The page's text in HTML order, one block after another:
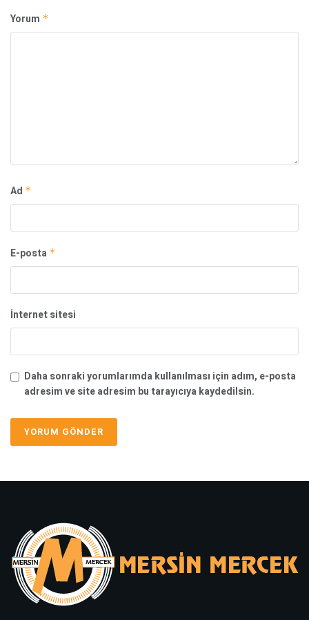
Yorum *
Ad *
E-posta *
İnternet sitesi
Daha sonraki yorumlarımda kullanılması için adım, e-posta
adresim ve site adresim bu tarayıcıya kaydedilsin.